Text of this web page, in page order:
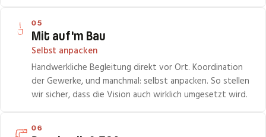
05
Mit auf'm Bau
Selbst anpacken
Handwerkliche Begleitung direkt vor Ort. Koordination
der Gewerke, und manchmal: selbst anpacken. So stellen
wir sicher, dass die Vision auch wirklich umgesetzt wird.
06